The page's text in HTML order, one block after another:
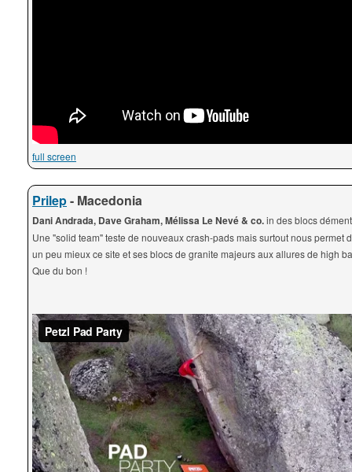
full screen
Prilep- Macedonia
Dani Andrada, Dave Graham, Mélissa Le Nevé & co.in des blocs
Une "solid team" teste de nouveaux crash-pads mais surtout nous permet
un peu mieux ce site et ses blocs de granite majeurs aux allures de high
Que du bon !